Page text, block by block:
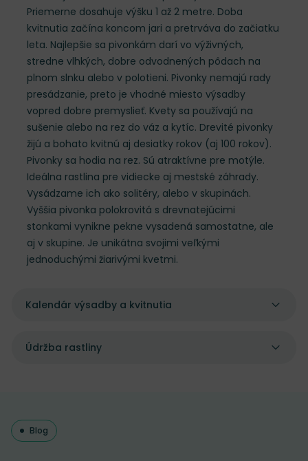
Priemerne dosahuje výšku 1 až 2 metre. Doba
kvitnutia začína koncom jari a pretrváva do začiatku
leta. Najlepšie sa pivonkám darí vo výživných,
stredne vlhkých, dobre odvodnených pôdach na
plnom slnku alebo v polotieni. Pivonky nemajú rady
presádzanie, preto je vhodné miesto výsadby
vopred dobre premyslieť. Kvety sa používajú na
sušenie alebo na rez do váz a kytíc. Drevité pivonky
žijú a bohato kvitnú aj desiatky rokov (aj 100 rokov).
Pivonky sa hodia na rez. Sú atraktívne pre motýle.
Ideálna rastlina pre vidiecke aj mestské záhrady.
Vysádzame ich ako solitéry, alebo v skupinách.
Vyššia pivonka polokrovitá s drevnatejúcimi
stonkami vynikne pekne vysadená samostatne, ale
aj v skupine. Je unikátna svojimi veľkými
jednoduchými žiarivými kvetmi.
Kalendár výsadby a kvitnutia
Údržba rastliny
Blog